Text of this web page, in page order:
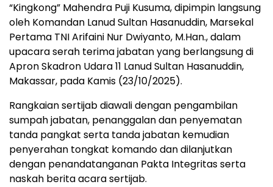
“Kingkong” Mahendra Puji Kusuma, dipimpin langsung
oleh Komandan Lanud Sultan Hasanuddin, Marsekal
Pertama TNI Arifaini Nur Dwiyanto, M.Han., dalam
upacara serah terima jabatan yang berlangsung di
Apron Skadron Udara 11 Lanud Sultan Hasanuddin,
Makassar, pada Kamis (23/10/2025).
Rangkaian sertijab diawali dengan pengambilan
sumpah jabatan, penanggalan dan penyematan
tanda pangkat serta tanda jabatan kemudian
penyerahan tongkat komando dan dilanjutkan
dengan penandatanganan Pakta Integritas serta
naskah berita acara sertijab.